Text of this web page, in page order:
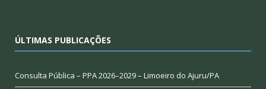
ÚLTIMAS PUBLICAÇÕES
Consulta Pública – PPA 2026–2029 – Limoeiro do Ajuru/PA